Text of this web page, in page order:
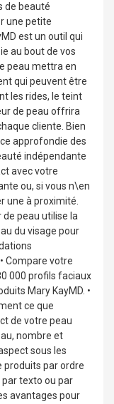
de beauté
une petite
est un outil qui
au bout de vos
peau mettra en
qui peuvent être
les rides, le teint
de peau offrira
cliente. Bien
approfondie des
indépendante
avec votre
ou, si vous n\en
une à proximité.
de peau utilise la
du visage pour
Compare votre
000 profils faciaux
Mary KayMD. •
ce que
de votre peau
nombre et
sous les
produits par ordre
texto ou par
avantages pour